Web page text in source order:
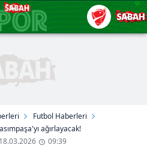
Futbol Haberleri
ağırlayacak!
09:39